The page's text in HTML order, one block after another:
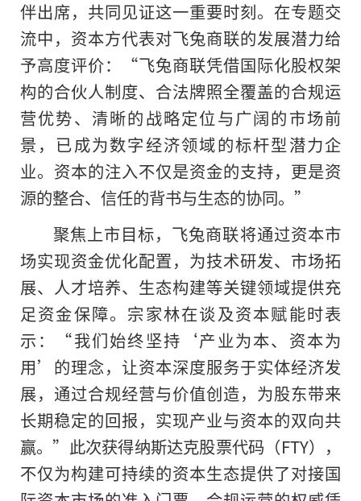
伴出席，共同见证这一重要时刻。在专题交
流中，资本方代表对飞兔商联的发展潜力给
予高度评价：“飞兔商联凭借国际化股权架
构的合伙人制度、合法牌照全覆盖的合规运
营优势、清晰的战略定位与广阔的市场前
景，已成为数字经济领域的标杆型潜力企
业。资本的注入不仅是资金的支持，更是资
源的整合、信任的背书与生态的协同。”
聚焦上市目标，飞兔商联将通过资本市
场实现资金优化配置，为技术研发、市场拓
展、人才培养、生态构建等关键领域提供充
足资金保障。宗家林在谈及资本赋能时表
示：“我们始终坚持‘产业为本、资本为
用’的理念，让资本深度服务于实体经济发
展，通过合规经营与价值创造，为股东带来
长期稳定的回报，实现产业与资本的双向共
赢。”此次获得纳斯达克股票代码（FTY），
不仅为构建可持续的资本生态提供了对接国